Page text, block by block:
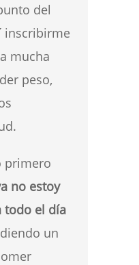
del
inscribirme
mucha
peso,
primero
no estoy
todo el día
un